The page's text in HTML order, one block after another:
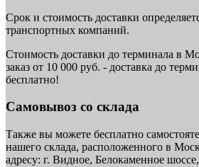
Срок и стоимость доставки
транспортных компаний.
Стоимость доставки до терминала в
заказ от 10 000 руб. - доставка до
бесплатно!
Самовывоз со склада
Также вы можете бесплатно
нашего склада, расположенного в
адресу: г. Видное, Белокаменное